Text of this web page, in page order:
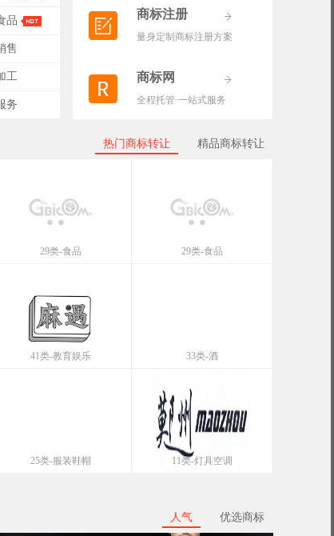
品
售
工
务
商标注册
量身定制商标注册方案
商标网
全程托管·一站式服务
热门商标转让 精品商标转让
29类-食品 29类-食品
41类-教育娱乐 33类-酒
25类-服装鞋帽 11类-灯具空调
人气 优选商标